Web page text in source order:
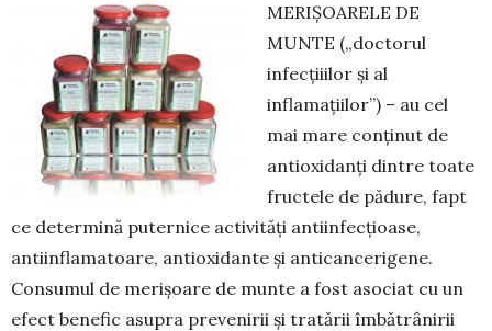
MERIȘOARELE DE
MUNTE („doctorul
infecțiiilor și al
inflamațiilor”) – au cel
mai mare conținut de
antioxidanți dintre toate
fructele de pădure, fapt
ce determină puternice activități antiinfecțioase,
antiinflamatoare, antioxidante și anticancerigene.
Consumul de merișoare de munte a fost asociat cu un
efect benefic asupra prevenirii și tratării îmbătrânirii